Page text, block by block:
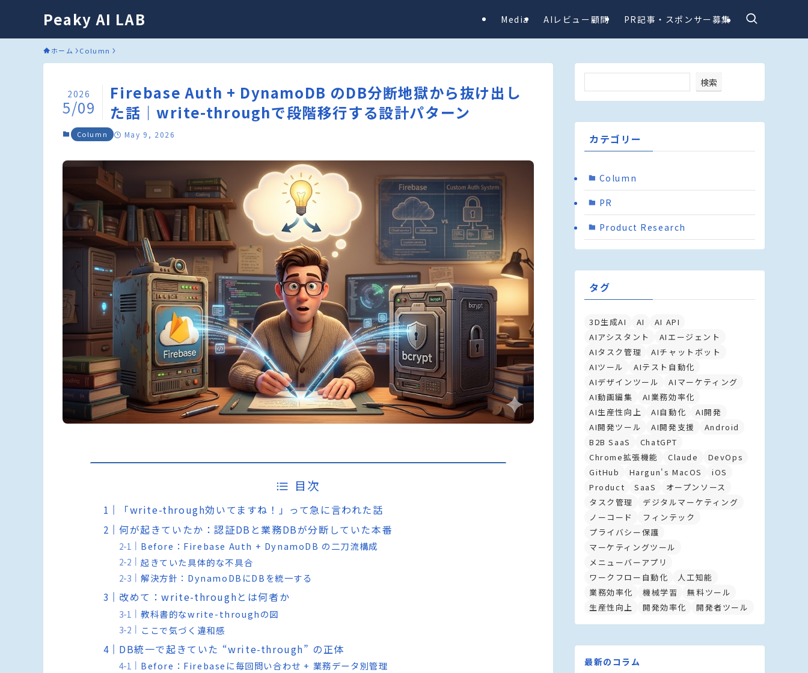
Peaky AI LAB Media AIレビュー顧問 PR記事・スポンサー募集
ホーム Column
Firebase Auth + DynamoDB のDB分断地獄から抜け出し
た話｜write-throughで段階移行する設計パターン
2026
5/09
Column May 9, 2026
目次
「write-through効いてますね！」って急に言われた話
何が起きていたか：認証DBと業務DBが分断していた本番
Before：Firebase Auth + DynamoDB の二刀流構成
起きていた具体的な不具合
解決方針：DynamoDBにDBを統一する
改めて：write-throughとは何者か
教科書的なwrite-throughの図
ここで気づく違和感
DB統一で起きていた “write-through” の正体
Before：Firebaseに毎回問い合わせ + 業務データ別管理
検索
カテゴリー
Column
PR
Product Research
タグ
3D生成AI AI
AI API
AIアシスタント
AIエージェント
AIタスク管理
AIチャットボット
AIツール
AIテスト自動化
AIデザインツール
AIマーケティング
AI動画編集
AI業務効率化
AI生産性向上
AI自動化
AI開発
AI開発ツール
AI開発支援
Android
B2B SaaS
ChatGPT
Chrome拡張機能
Claude
DevOps
GitHub
Hargun's MacOS
iOS
Product
SaaS
オープンソース
タスク管理
デジタルマーケティング
ノーコード
フィンテック
プライバシー保護
マーケティングツール
メニューバーアプリ
ワークフロー自動化
人工知能
業務効率化
機械学習
無料ツール
生産性向上
開発効率化 開発者ツール
最新のコラム